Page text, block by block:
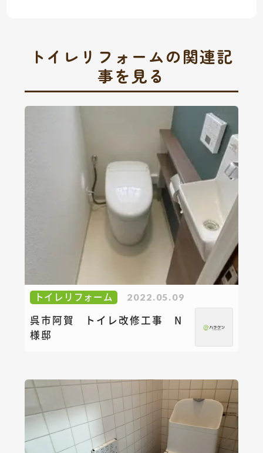
トイレリフォームの関連記
事を見る
トイレリフォーム 2022.05.09
呉市阿賀 トイレ改修工事 N
様邸